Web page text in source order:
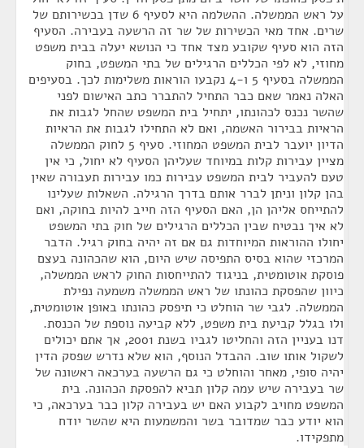
על ראש הממשלה. ההשלמה היא לסעיף 6 שדן בכשירותם של
שרים. אחד מאי הכשירות של שר זה הרשעה בעבירה. הסעיף
הזה הוא סעיף שקובע מצד אחד כי הנושא יעלה בבית משפט
מחוזי, לא לפי הכללים הרגילים של בתי המשפט, בחוק
הממשלה בסעיף 5 ו-4 נקבעו הוראות משלימות לכך. בסעיפים
האלה נאמר שאם כבר התחיל להתברר כתב האישום לפני
שהשר נכנס לכהונתו, יתחיל בית המשפט שהחל לגבות את
הראיות בבירור האשמה, ואם לא התחילו לגבות את הראיות
הדיון יועבר לבית המשפט המחוזי. סעיף 5 לחוק הממשלה
מציין עבירות קלות במיוחד שעליהן הסעיף לא יחול, כי אין
טעם להעביר לבית המשפט עבירות כמו עבירות תעבורה שאין
בהן קלון וניתן לברר אותם בדרך הרגילה. השאלות שעלינו
להתייחס אליהן הן, האם הסעיף הזה חייב להיות בחוקה, ואם
לא איך נבטיח שבין הכללים הרגילים של חוק בתי המשפט
יחולו ההוראות המיוחדות גם אם זה יהיה בחוק רגיל. הדבר
המרכזי שהוא בסיס התפיסה שיש היום, הוא שהכהונה בעצם
פוסקת אוטומטית, בניגוד להתייחסות החוק לראש הממשלה,
כיוון שהפסקת כהונתו של ראש הממשלה משמעה נפילת
הממשלה. לגבי שר הוחלט כי תיפסק כהונתו באופן אוטומטית,
ולו בגלל קביעת בית משפט, ללא קביעה נוספת של הכנסת.
דנו בעניין הזה והחליטו לגביו בשנת 2001, אך אתם יכולים
לשקול אותו שוב. ההבדל הנוסף, הוא שלא נדרש שפסק הדין
יהיה סופי, מאחר והוחלט כי גם הרשעה בערכאה ראשונה של
שר בעבירה שיש עמה קלון תביא להפסקת הכהונה. בית
המשפט מחויב לקבוע האם יש בעבירה קלון כבר בערכאה, כי
הוא יודע כבר שמדובר בשר והמשמעות היא שהשר יודח
מתפקידו.